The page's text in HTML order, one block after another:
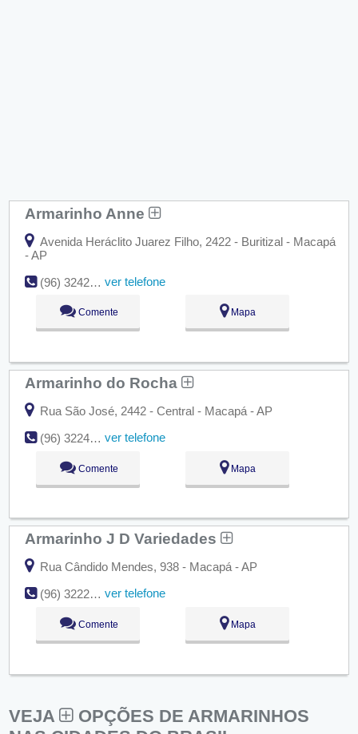
Armarinho Anne
Avenida Heráclito Juarez Filho, 2422 - Buritizal - Macapá
- AP
(96) 3242-1786
ver telefone
Comente Mapa
Armarinho do Rocha
Rua São José, 2442 - Central - Macapá - AP
(96) 3224-2639
ver telefone
Comente Mapa
Armarinho J D Variedades
Rua Cândido Mendes, 938 - Macapá - AP
(96) 3222-0761
ver telefone
Comente Mapa
VEJA
OPÇÕES DE ARMARINHOS